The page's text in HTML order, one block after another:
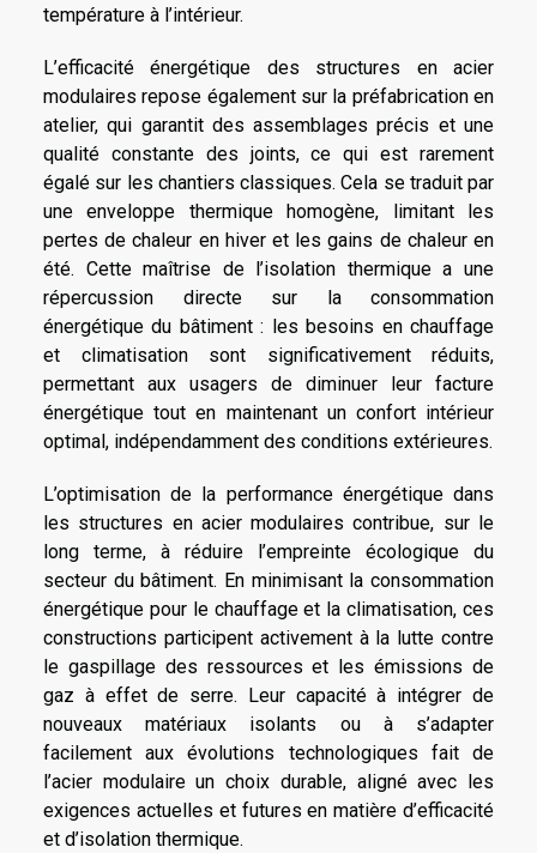
température à l’intérieur.
L’efficacité énergétique des structures en acier
modulaires repose également sur la préfabrication en
atelier, qui garantit des assemblages précis et une
qualité constante des joints, ce qui est rarement
égalé sur les chantiers classiques. Cela se traduit par
une enveloppe thermique homogène, limitant les
pertes de chaleur en hiver et les gains de chaleur en
été. Cette maîtrise de l’isolation thermique a une
répercussion directe sur la consommation
énergétique du bâtiment : les besoins en chauffage
et climatisation sont significativement réduits,
permettant aux usagers de diminuer leur facture
énergétique tout en maintenant un confort intérieur
optimal, indépendamment des conditions extérieures.
L’optimisation de la performance énergétique dans
les structures en acier modulaires contribue, sur le
long terme, à réduire l’empreinte écologique du
secteur du bâtiment. En minimisant la consommation
énergétique pour le chauffage et la climatisation, ces
constructions participent activement à la lutte contre
le gaspillage des ressources et les émissions de
gaz à effet de serre. Leur capacité à intégrer de
nouveaux matériaux isolants ou à s’adapter
facilement aux évolutions technologiques fait de
l’acier modulaire un choix durable, aligné avec les
exigences actuelles et futures en matière d’efficacité
et d’isolation thermique.